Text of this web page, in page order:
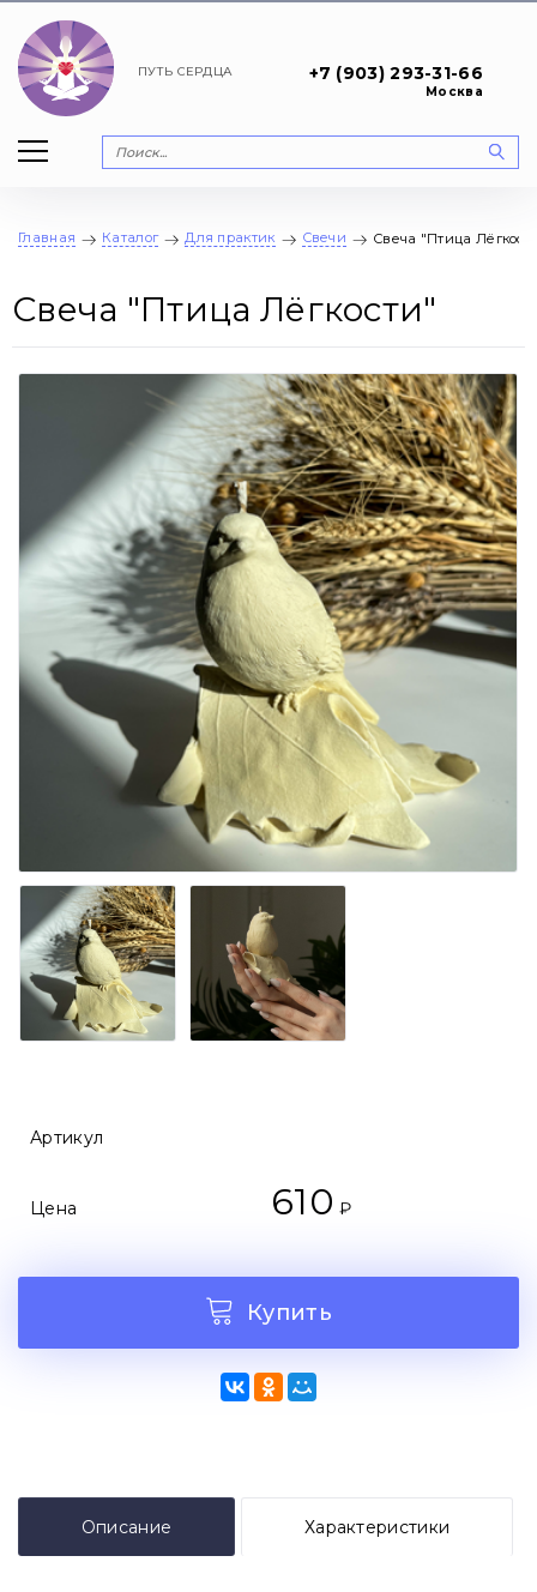
ПУТЬ СЕРДЦА +7 (903) 293-31-66
Москва
Главная Каталог Для практик Свечи Свеча "Птица
Свеча "Птица Лёгкости"
Артикул
Цена 610 ₽
Купить
Описание Характеристики